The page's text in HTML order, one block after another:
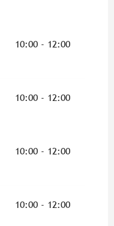
10:00 - 12:00
10:00 - 12:00
10:00 - 12:00
10:00 - 12:00